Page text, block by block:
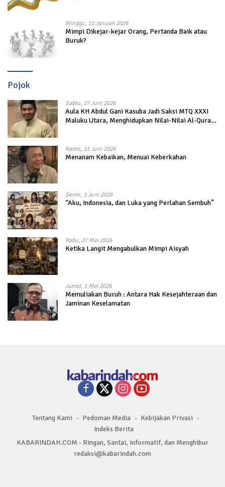
Minggu, 11 Januari 2026
Mimpi Dikejar-kejar Orang, Pertanda Baik atau
Buruk?
Pojok
Sabtu, 27 Juni 2026
Aula KH Abdul Gani Kasuba Jadi Saksi MTQ XXXI
Maluku Utara, Menghidupkan Nilai-Nilai Al-Quran
Kamis, 11 Juni 2026
Menanam Kebaikan, Menuai Keberkahan
Senin, 1 Juni 2026
“Aku, Indonesia, dan Luka yang Perlahan Sembuh”
Rabu, 27 Mei 2026
Ketika Langit Mengabulkan Mimpi Aisyah
Jumat, 1 Mei 2026
Memuliakan Buruh : Antara Hak Kesejahteraan dan
Jaminan Keselamatan
Tentang Kami Pedoman Media
Kebijakan Privasi
Indeks Berita
KABARINDAH.COM - Ringan, Santai, Informatif, dan Menghibur
redaksi@kabarindah.com